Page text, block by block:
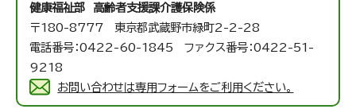
健康福祉部 高齢者支援課介護保険係
〒180-8777 東京都武蔵野市緑町2-2-28
電話番号：0422-60-1845 ファクス番号：0422-51-
9218
お問い合わせは専用フォームをご利用ください。